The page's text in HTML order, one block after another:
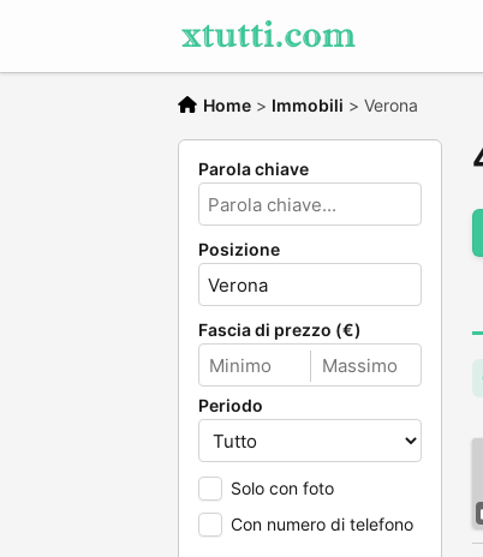
Home > Immobili > Verona
Parola chiave
Posizione
Fascia di prezzo (€)
Periodo
Solo con foto
Con numero di telefono